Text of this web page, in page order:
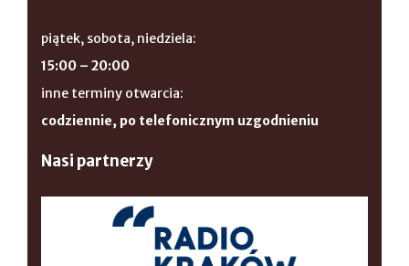
piątek, sobota, niedziela:
15:00 – 20:00
inne terminy otwarcia:
codziennie, po telefonicznym uzgodnieniu
Nasi partnerzy